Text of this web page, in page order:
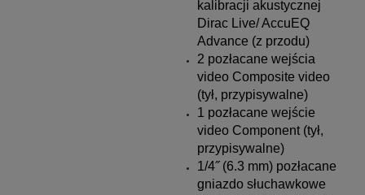
kalibracji akustycznej
Dirac Live/ AccuEQ
Advance (z przodu)
2 pozłacane wejścia
video Composite video
(tył, przypisywalne)
1 pozłacane wejście
video Component (tył,
przypisywalne)
1/4˝ (6.3 mm) pozłacane
gniazdo słuchawkowe